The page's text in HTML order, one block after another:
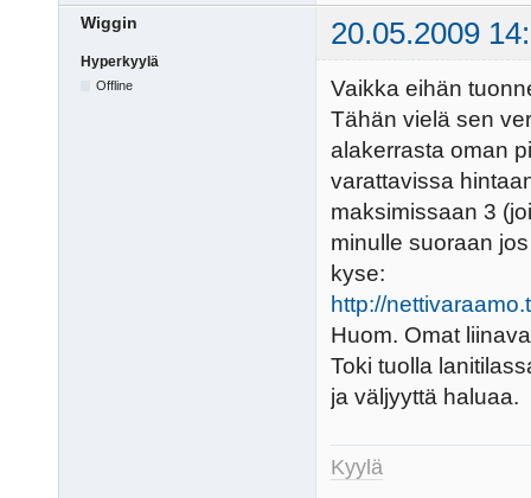
Wiggin 20.05.2009
Hyperkyylä
Offline
Vaikka eihän
Tähän vielä sen
alakerrasta oman
varattavissa
maksimissaan 3
minulle suoraan
kyse:
http://
Huom. Omat
Toki tuolla
ja väljyyttä haluaa.
Kyylä